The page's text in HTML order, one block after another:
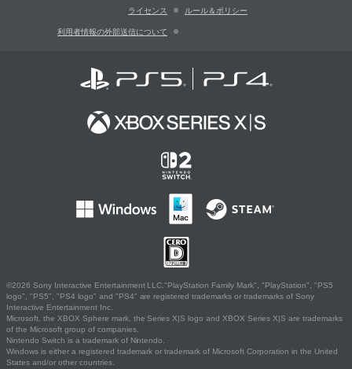
ライセンス ルール＆ポリシー
利用者情報の外部送信について
©2026 Sony Interactive Entertainment LLC."PlayStation Family Mark", "PlayStation", "PS5
logo", "PS5", "PS4 logo" and "PS4" are registered trademarks or trademarks of Sony
Interactive Entertainment Inc.
Microsoft, the XBOX Sphere mark, the Series X|S logo and XBOX Series X|S are trademarks
of the Microsoft group of companies.
Nintendo Switch is a trademark of Nintendo.
Windows is either a registered trademark or trademark of Microsoft Corporation in the United
States and/or other countries.